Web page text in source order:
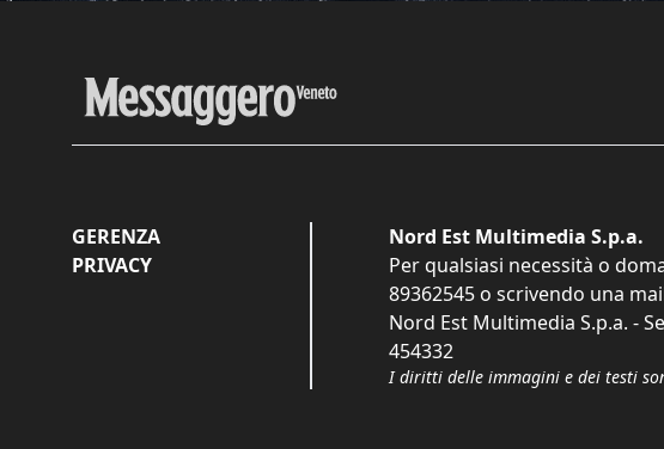
GERENZA
PRIVACY
Nord Est Multimedia S.p.a.
Per qualsiasi necessità o
89362545 o scrivendo una
Nord Est Multimedia S.p.a. -
454332
I diritti delle immagini e dei testi